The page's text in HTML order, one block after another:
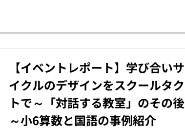
【イベントレポート】学び合いサ
イクルのデザインをスクールタク
トで～「対話する教室」のその後
～小6算数と国語の事例紹介